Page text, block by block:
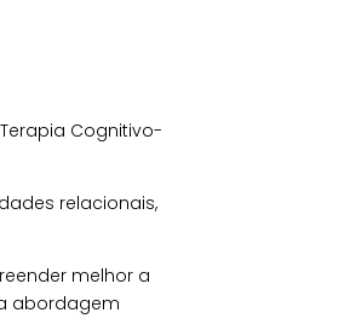
Cognitivo-
relacionais,
melhor a
abordagem